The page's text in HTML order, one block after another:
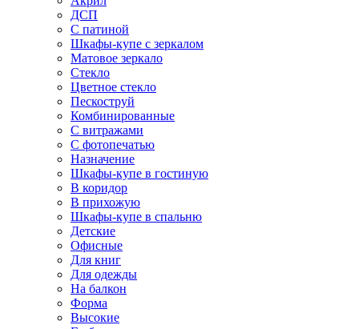
ДСП
С патиной
Шкафы-купе с зеркалом
Матовое зеркало
Стекло
Цветное стекло
Пескоструй
Комбинированные
С витражами
С фотопечатью
Назначение
Шкафы-купе в гостиную
В коридор
В прихожую
Шкафы-купе в спальню
Детские
Офисные
Для книг
Для одежды
На балкон
Форма
Высокие